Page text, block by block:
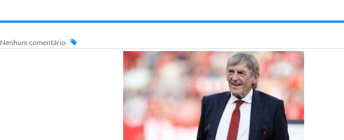
Nenhum comentário